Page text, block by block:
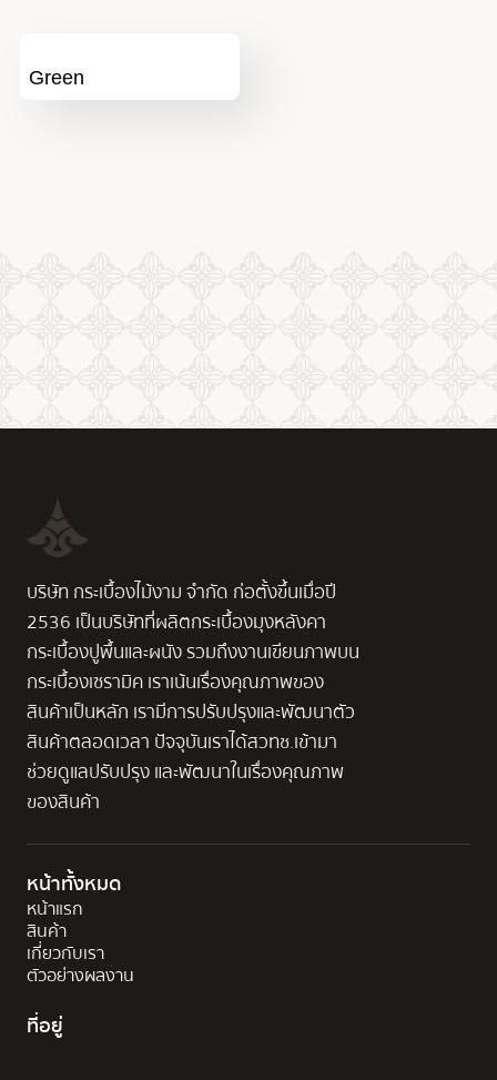
Green
บริษัท กระเบื้องไม้งาม จำกัด ก่อตั้งขึ้นเมื่อปี
2536 เป็นบริษัทที่ผลิตกระเบื้องมุงหลังคา
กระเบื้องปูพื้นและผนัง รวมถึงงานเขียนภาพบน
กระเบื้องเซรามิค เราเน้นเรื่องคุณภาพของ
สินค้าเป็นหลัก เรามีการปรับปรุงและพัฒนาตัว
สินค้าตลอดเวลา ปัจจุบันเราได้สวทช.เข้ามา
ช่วยดูแลปรับปรุง และพัฒนาในเรื่องคุณภาพ
ของสินค้า
หน้าทั้งหมด
หน้าแรก
สินค้า
เกี่ยวกับเรา
ตัวอย่างผลงาน
ที่อยู่